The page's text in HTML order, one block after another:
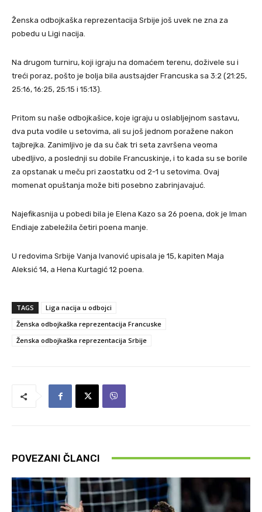
Ženska odbojkaška reprezentacija Srbije još uvek ne zna za
pobedu u Ligi nacija.
Na drugom turniru, koji igraju na domaćem terenu, doživele su i
treći poraz, pošto je bolja bila austsajder Francuska sa 3:2 (21:25,
25:16, 16:25, 25:15 i 15:13).
Pritom su naše odbojkašice, koje igraju u oslabljejnom sastavu,
dva puta vodile u setovima, ali su još jednom poražene nakon
tajbrejka. Zanimljivo je da su čak tri seta završena veoma
ubedljivo, a poslednji su dobile Francuskinje, i to kada su se borile
za opstanak u meču pri zaostatku od 2-1 u setovima. Ovaj
momenat opuštanja može biti posebno zabrinjavajuć.
Najefikasnija u pobedi bila je Elena Kazo sa 26 poena, dok je Iman
Endiaje zabeležila četiri poena manje.
U redovima Srbije Vanja Ivanović upisala je 15, kapiten Maja
Aleksić 14, a Hena Kurtagić 12 poena.
TAGS
Liga nacija u odbojci
Ženska odbojkaška reprezentacija Francuske
Ženska odbojkaška reprezentacija Srbije
POVEZANI ČLANCI